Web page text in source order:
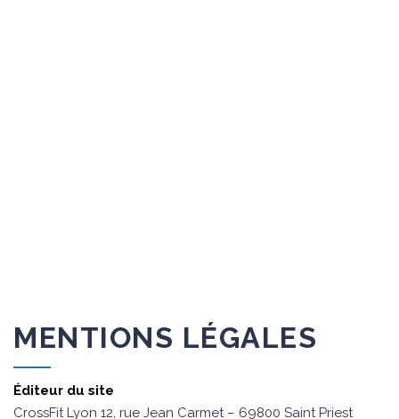
MENTIONS LÉGALES
Éditeur du site
CrossFit Lyon 12, rue Jean Carmet – 69800 Saint Priest